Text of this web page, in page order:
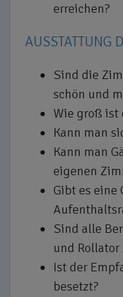
erreichen?
AUSSTATTUNG
Sind die
schön und
Wie groß
Kann man
Kann man
eigenen
Gibt es eine
Sind alle
und
Ist der
besetzt?